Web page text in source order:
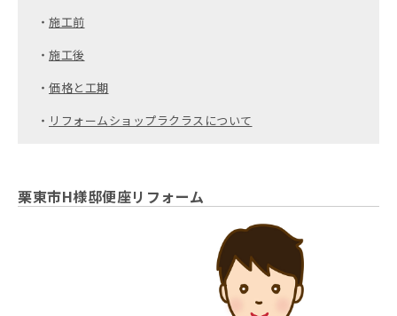
・ 施工前
・ 施工後
・ 価格と工期
・ リフォームショップラクラスについて
栗東市H様邸便座リフォーム